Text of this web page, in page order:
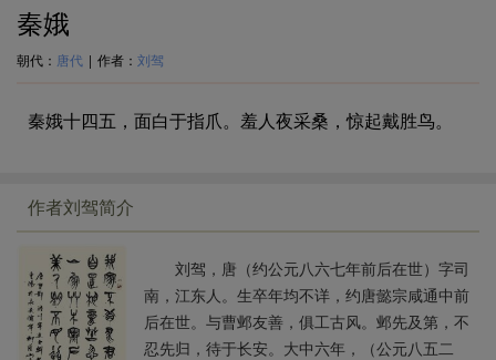
秦娥
朝代： 唐代 | 作者： 刘驾
秦娥十四五，面白于指爪。羞人夜采桑，惊起戴胜鸟。
作者刘驾简介
刘驾，唐（约公元八六七年前后在世）字司
南，江东人。生卒年均不详，约唐懿宗咸通中前
后在世。与曹邺友善，俱工古风。邺先及第，不
忍先归，待于长安。大中六年，（公元八五二